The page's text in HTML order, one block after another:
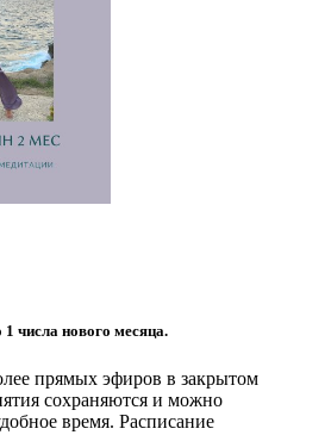
числа нового месяца.
прямых эфиров в закрытом
сохраняются и можно
время. Расписание